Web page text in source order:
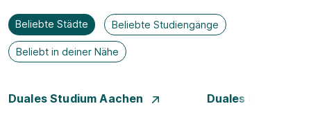
Beliebte Städte Beliebte Studiengänge
Beliebt in deiner Nähe
Duales Studium Aachen
Duales Studium